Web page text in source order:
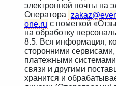
электронной почты на
Оператора
one.ru с пометкой
на обработку
8.5. Вся информация,
сторонними
платежными
связи и другими
хранится и